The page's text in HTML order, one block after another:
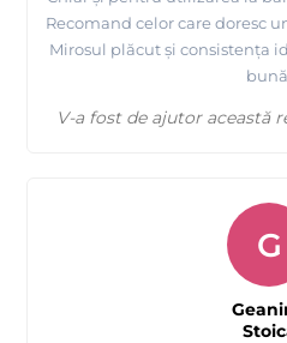
Recomand celor care doresc
Mirosul plăcut și consistența
V-a fost de ajutor această
G